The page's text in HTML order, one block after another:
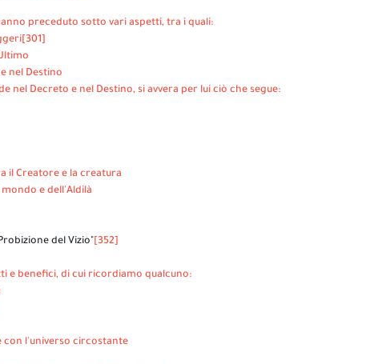
preceduto sotto vari aspetti, tra i quali:
[301]
nel Destino
nel Decreto e nel Destino, si avvera per lui ciò che segue:
il Creatore e la creatura
e dell'Aldilà
del Vizio" [352]
e benefici, di cui ricordiamo qualcuno:
con l'universo circostante